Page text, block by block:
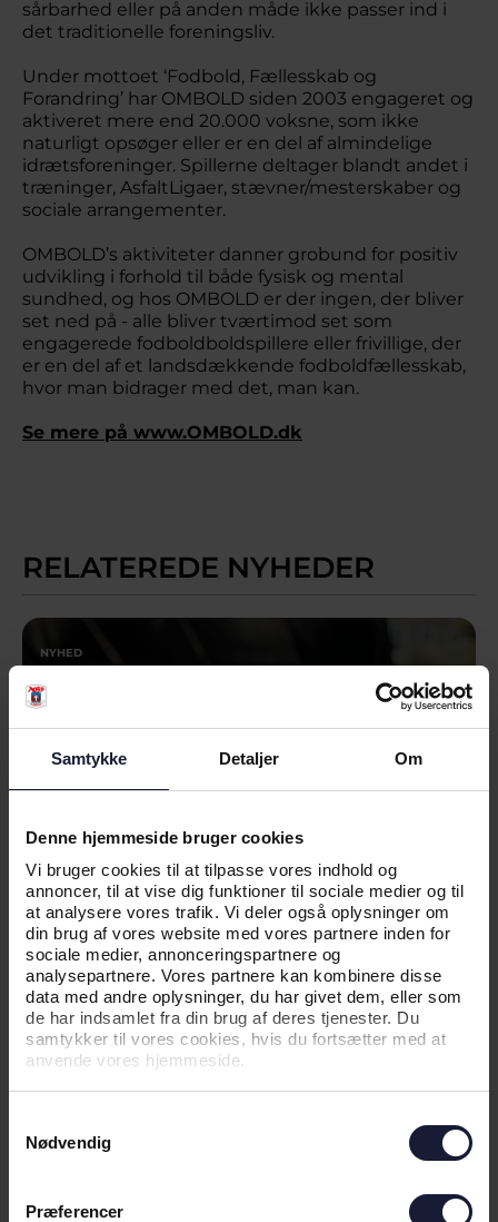
Samtykke Detaljer Om
Denne hjemmeside bruger cookies
Vi bruger cookies til at tilpasse vores indhold og
annoncer, til at vise dig funktioner til sociale medier og til
at analysere vores trafik. Vi deler også oplysninger om
din brug af vores website med vores partnere inden for
sociale medier, annonceringspartnere og
analysepartnere. Vores partnere kan kombinere disse
data med andre oplysninger, du har givet dem, eller som
de har indsamlet fra din brug af deres tjenester. Du
samtykker til vores cookies, hvis du fortsætter med at
anvende vores hjemmeside.
Nødvendig
Præferencer
sårbarhed eller på anden måde ikke passer ind i
det traditionelle foreningsliv.
Under mottoet ‘Fodbold, Fællesskab og
Forandring’ har OMBOLD siden 2003 engageret og
aktiveret mere end 20.000 voksne, som ikke
naturligt opsøger eller er en del af almindelige
idrætsforeninger. Spillerne deltager blandt andet i
træninger, AsfaltLigaer, stævner/mesterskaber og
sociale arrangementer.
OMBOLD’s aktiviteter danner grobund for positiv
udvikling i forhold til både fysisk og mental
sundhed, og hos OMBOLD er der ingen, der bliver
set ned på - alle bliver tværtimod set som
engagerede fodboldboldspillere eller frivillige, der
er en del af et landsdækkende fodboldfællesskab,
hvor man bidrager med det, man kan.
Se mere på www.OMBOLD.dk
RELATEREDE NYHEDER
NYHED
AGF INVITERER TIL DEBAT PÅ
FOLKEMØDET
04.06.2026
KAMPTRØJER PÅ AUKTION FOR EN